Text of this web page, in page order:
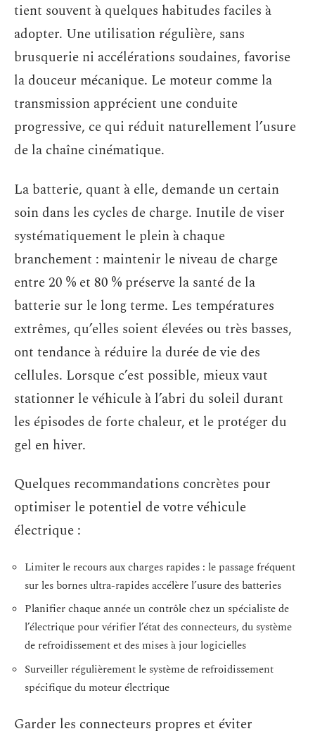
tient souvent à quelques habitudes faciles à
adopter. Une utilisation régulière, sans
brusquerie ni accélérations soudaines, favorise
la douceur mécanique. Le moteur comme la
transmission apprécient une conduite
progressive, ce qui réduit naturellement l’usure
de la chaîne cinématique.
La batterie, quant à elle, demande un certain
soin dans les cycles de charge. Inutile de viser
systématiquement le plein à chaque
branchement : maintenir le niveau de charge
entre 20 % et 80 % préserve la santé de la
batterie sur le long terme. Les températures
extrêmes, qu’elles soient élevées ou très basses,
ont tendance à réduire la durée de vie des
cellules. Lorsque c’est possible, mieux vaut
stationner le véhicule à l’abri du soleil durant
les épisodes de forte chaleur, et le protéger du
gel en hiver.
Quelques recommandations concrètes pour
optimiser le potentiel de votre véhicule
électrique :
Limiter le recours aux charges rapides : le passage fréquent
sur les bornes ultra-rapides accélère l’usure des batteries
Planifier chaque année un contrôle chez un spécialiste de
l’électrique pour vérifier l’état des connecteurs, du système
de refroidissement et des mises à jour logicielles
Surveiller régulièrement le système de refroidissement
spécifique du moteur électrique
Garder les connecteurs propres et éviter